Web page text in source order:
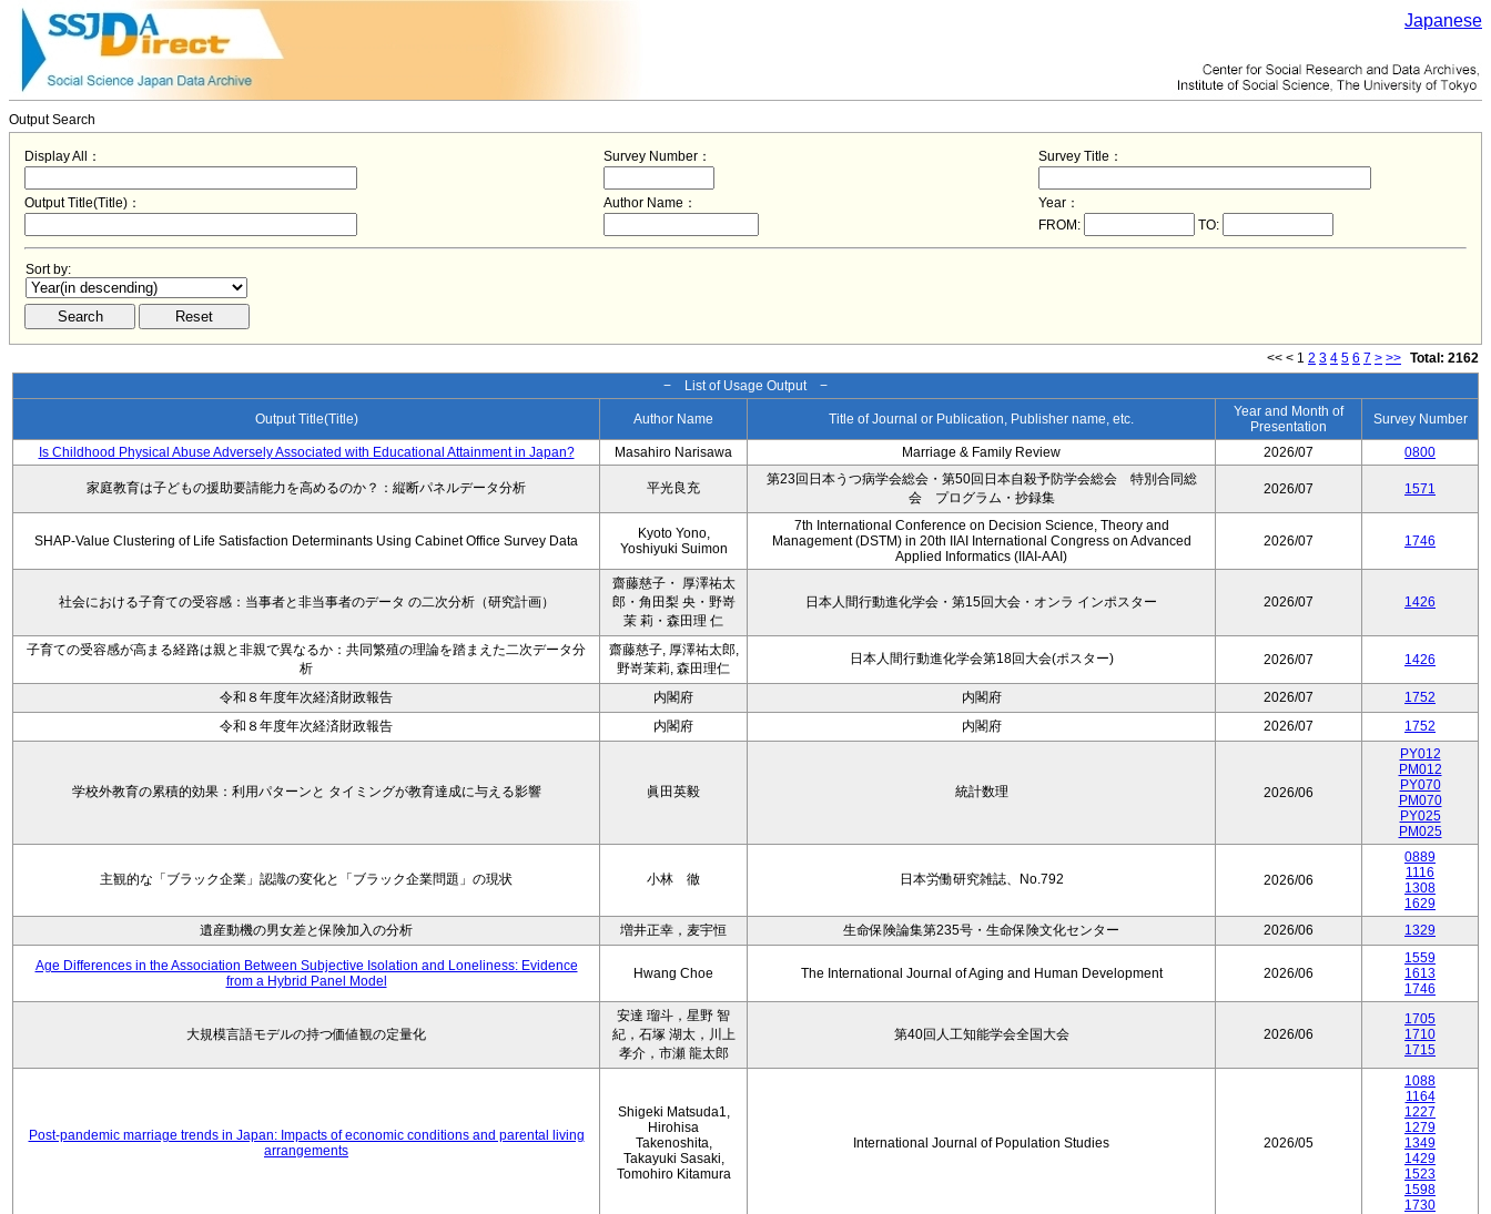
Japanese
Output Search
Display All： Survey Number： Survey Title：
Output Title(Title)： Author Name：
Year：
FROM:
TO:
Sort by:
<< < 1 2 3 4 5 6 7 > >> Total: 2162
− List of Usage Output −
Output Title(Title) Author Name Title of Journal or Publication, Publisher name, etc.
Year and Month of
Presentation
Survey Number
Is Childhood Physical Abuse Adversely Associated with Educational Attainment in Japan? Masahiro Narisawa Marriage & Family Review 2026/07 0800
家庭教育は子どもの援助要請能力を高めるのか？：縦断パネルデータ分析 平光良充
第23回日本うつ病学会総会・第50回日本自殺予防学会総会 特別合同総
会 プログラム・抄録集
2026/07 1571
SHAP-Value Clustering of Life Satisfaction Determinants Using Cabinet Office Survey Data
Kyoto Yono,
Yoshiyuki Suimon
7th International Conference on Decision Science, Theory and
Management (DSTM) in 20th IIAI International Congress on Advanced
Applied Informatics (IIAI-AAI)
2026/07 1746
社会における子育ての受容感：当事者と非当事者のデータ の二次分析（研究計画）
齋藤慈子・ 厚澤祐太
郎・角田梨 央・野嵜
茉 莉・森田理 仁
日本人間行動進化学会・第15回大会・オンラ インポスター 2026/07 1426
子育ての受容感が高まる経路は親と非親で異なるか：共同繁殖の理論を踏まえた二次データ分
析
齋藤慈子, 厚澤祐太郎,
野嵜茉莉, 森田理仁
日本人間行動進化学会第18回大会(ポスター) 2026/07 1426
令和８年度年次経済財政報告 内閣府 内閣府 2026/07
1752
令和８年度年次経済財政報告
内閣府 内閣府 2026/07 1752
学校外教育の累積的効果：利用パターンと タイミングが教育達成に与える影響 眞田英毅 統計数理 2026/06
PY012
PM012
PY070
PM070
PY025
PM025
主観的な「ブラック企業」認識の変化と「ブラック企業問題」の現状 小林 徹 日本労働研究雑誌、No.792 2026/06
0889
1116
1308
1629
遺産動機の男女差と保険加入の分析
増井正幸，麦宇恒 生命保険論集第235号・生命保険文化センター 2026/06 1329
Age Differences in the Association Between Subjective Isolation and Loneliness: Evidence
from a Hybrid Panel Model
Hwang Choe The International Journal of Aging and Human Development 2026/06
1559
1613
1746
大規模言語モデルの持つ価値観の定量化
安達 瑠斗，星野 智
紀，石塚 湖太，川上
孝介，市瀬 龍太郎
第40回人工知能学会全国大会 2026/06
1705
1710
1715
Post-pandemic marriage trends in Japan: Impacts of economic conditions and parental living
arrangements
Shigeki Matsuda1,
Hirohisa
Takenoshita,
Takayuki Sasaki,
Tomohiro Kitamura
International Journal of Population Studies 2026/05
1088
1164
1227
1279
1349
1429
1523
1598
1730